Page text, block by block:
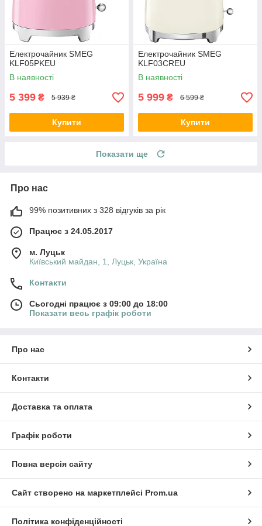
Електрочайник SMEG
KLF05PKEU
В наявності
5 399 ₴ 5 939 ₴
Купити
Електрочайник SMEG
KLF03CREU
В наявності
5 999 ₴ 6 599 ₴
Купити
Показати ще
Про нас
99% позитивних з 328 відгуків за рік
Працює з 24.05.2017
м. Луцьк
Київський майдан, 1, Луцьк, Україна
Контакти
Сьогодні працює з 09:00 до 18:00
Показати весь графік роботи
Про нас
Контакти
Доставка та оплата
Графік роботи
Повна версія сайту
Сайт створено на маркетплейсі Prom.ua
Політика конфіденційності